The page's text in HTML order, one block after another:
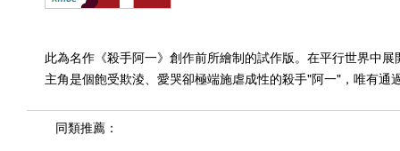
此為名作《殺手阿一》創作前所繪制的試作版。在平行世界中
主角是個飽受欺淩、愛哭卻極端施虐成性的殺手"阿一"，唯有
同類推薦：